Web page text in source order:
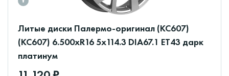
Литые диски Палермо-оригинал (КС607)
(КС607) 6.500xR16 5x114.3 DIA67.1 ET43 дарк
платинум